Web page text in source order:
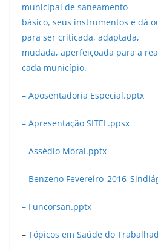
municipal de saneamento
básico, seus instrumentos e dá
para ser criticada, adaptada,
mudada, aperfeiçoada para a
cada município.
– Aposentadoria Especial.pptx
– Apresentação SITEL.ppsx
– Assédio Moral.pptx
– Benzeno
– Funcorsan.pptx
– Tópicos em Saúde do